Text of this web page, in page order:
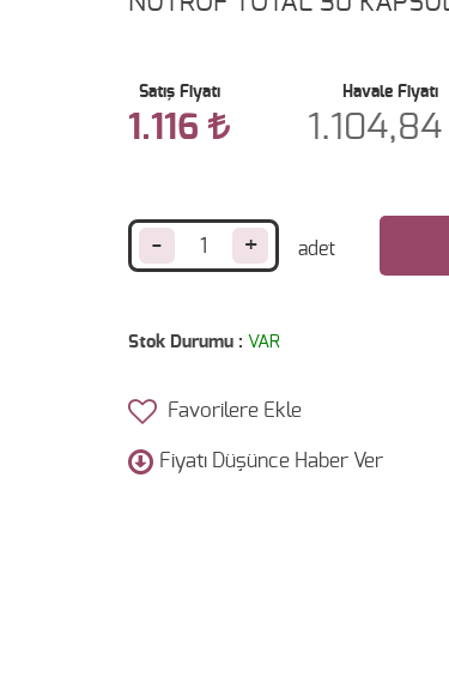
Satış Fiyatı
1.116
Havale Fiyatı
1.104,84
- +
Stok Durumu : VAR
Favorilere Ekle
Fiyatı Düşünce Haber Ver